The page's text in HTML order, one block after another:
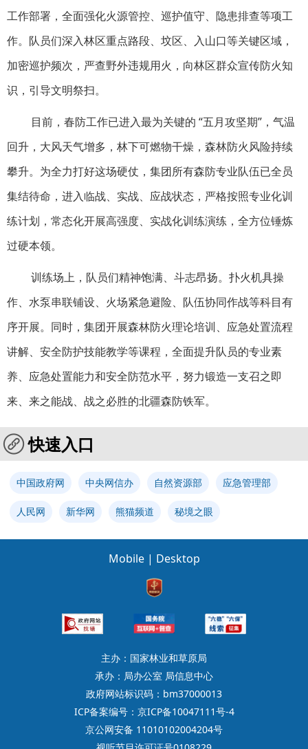
工作部署，全面强化火源管控、巡护值守、隐患排查等项工
作。队员们深入林区重点路段、坟区、入山口等关键区域，
加密巡护频次，严查野外违规用火，向林区群众宣传防火知
识，引导文明祭扫。
目前，春防工作已进入最为关键的 “五月攻坚期”，气温
回升，大风天气增多，林下可燃物干燥，森林防火风险持续
攀升。为全力打好这场硬仗，集团所有森防专业队伍已全员
集结待命，进入临战、实战、应战状态，严格按照专业化训
练计划，常态化开展高强度、实战化训练演练，全方位锤炼
过硬本领。
训练场上，队员们精神饱满、斗志昂扬。扑火机具操
作、水泵串联铺设、火场紧急避险、队伍协同作战等科目有
序开展。同时，集团开展森林防火理论培训、应急处置流程
讲解、安全防护技能教学等课程，全面提升队员的专业素
养、应急处置能力和安全防范水平，努力锻造一支召之即
来、来之能战、战之必胜的北疆森防铁军。
快速入口
中国政府网 中央网信办 自然资源部 应急管理部
人民网 新华网 熊猫频道 秘境之眼
Mobile | Desktop
主办：国家林业和草原局
承办：局办公室 局信息中心
政府网站标识码：bm37000013
ICP备案编号：京ICP备10047111号-4
京公网安备 11010102004204号